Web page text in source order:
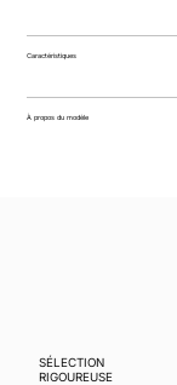
Caractéristiques
À propos du modèle
SÉLECTION
RIGOUREUSE